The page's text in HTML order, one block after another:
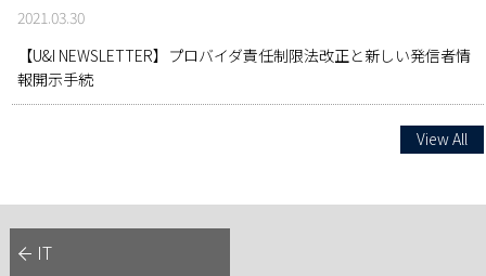
2021.03.30
【U&I NEWSLETTER】プロバイダ責任制限法改正と新しい発信者情
報開示手続
View All
IT